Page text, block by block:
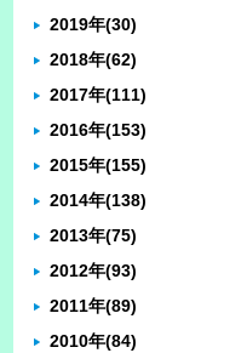
2019年(30)
2018年(62)
2017年(111)
2016年(153)
2015年(155)
2014年(138)
2013年(75)
2012年(93)
2011年(89)
2010年(84)